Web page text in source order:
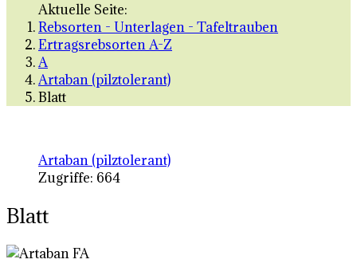
Aktuelle Seite:
Rebsorten - Unterlagen - Tafeltrauben
Ertragsrebsorten A-Z
A
Artaban (pilztolerant)
Blatt
Artaban (pilztolerant)
Zugriffe: 664
Blatt